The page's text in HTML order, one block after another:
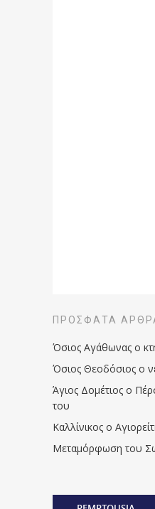
ΠΡΌΣΦΑΤΑ
Όσιος Αγάθωνας ο
Όσιος Θεοδόσιος ο
Άγιος Δομέτιος ο
του
Καλλίνικος ο
Μεταμόρφωση του